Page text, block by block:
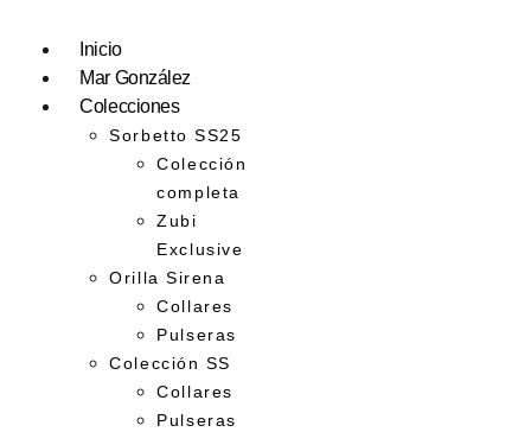
Inicio
Mar González
Colecciones
Sorbetto SS25
Colección
completa
Zubi
Exclusive
Orilla Sirena
Collares
Pulseras
Colección SS
Collares
Pulseras